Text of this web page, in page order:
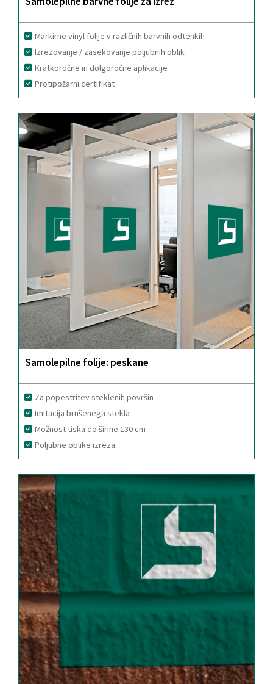
Markirne vinyl folije v različnih barvnih odtenkih
Izrezovanje / zasekovanje poljubnih oblik
Kratkoročne in dolgoročne aplikacije
Protipožarni certifikat
Samolepilne folije: peskane
Za popestritev steklenih površin
Imitacija brušenega stekla
Možnost tiska do širine 130 cm
Poljubne oblike izreza